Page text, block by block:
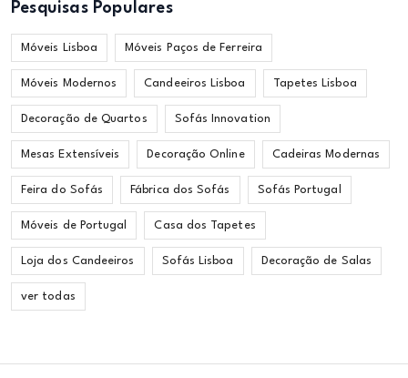
Pesquisas Populares
Móveis Lisboa Móveis Paços de Ferreira
Móveis Modernos Candeeiros Lisboa Tapetes Lisboa
Decoração de Quartos Sofás Innovation
Mesas Extensíveis Decoração Online Cadeiras Modernas
Feira do Sofás Fábrica dos Sofás Sofás Portugal
Móveis de Portugal Casa dos Tapetes
Loja dos Candeeiros Sofás Lisboa Decoração de Salas
ver todas